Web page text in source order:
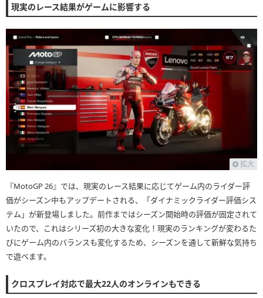
現実のレース結果がゲームに影響する
拡大
『MotoGP 26』では、現実のレース結果に応じてゲーム内のライダー評
価がシーズン中もアップデートされる、「ダイナミックライダー評価シス
テム」が新登場しました。前作まではシーズン開始時の評価が固定されて
いたので、これはシリーズ初の大きな変化！現実のランキングが変わるた
びにゲーム内のバランスも変化するため、シーズンを通して新鮮な気持ち
で遊べます。
クロスプレイ対応で最大22人のオンラインもできる